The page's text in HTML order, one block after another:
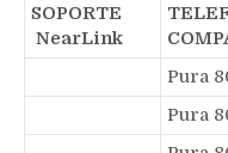
SOPORTE
NearLink
Pura
Pura